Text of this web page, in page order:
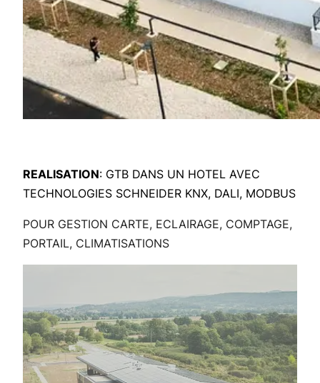
REALISATION: GTB DANS UN HOTEL AVEC
TECHNOLOGIES SCHNEIDER KNX, DALI, MODBUS
POUR GESTION CARTE, ECLAIRAGE, COMPTAGE,
PORTAIL, CLIMATISATIONS